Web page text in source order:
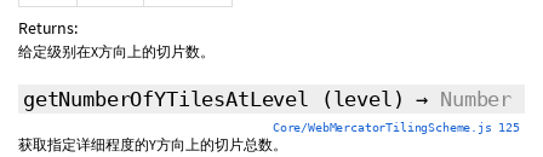
Returns:
给定级别在X方向上的切片数。
getNumberOfYTilesAtLevel (level)→ Number
Core/WebMercatorTilingScheme.js 125
获取指定详细程度的Y方向上的切片总数。